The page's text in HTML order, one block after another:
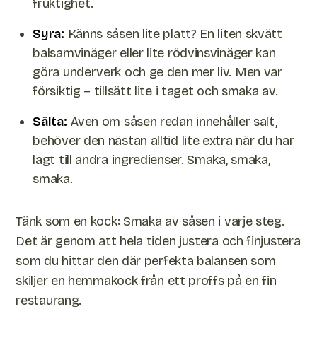
fruktighet.
Syra: Känns såsen lite platt? En liten skvätt
balsamvinäger eller lite rödvinsvinäger kan
göra underverk och ge den mer liv. Men var
försiktig – tillsätt lite i taget och smaka av.
Sälta: Även om såsen redan innehåller salt,
behöver den nästan alltid lite extra när du har
lagt till andra ingredienser. Smaka, smaka,
smaka.
Tänk som en kock: Smaka av såsen i varje steg.
Det är genom att hela tiden justera och finjustera
som du hittar den där perfekta balansen som
skiljer en hemmakock från ett proffs på en fin
restaurang.